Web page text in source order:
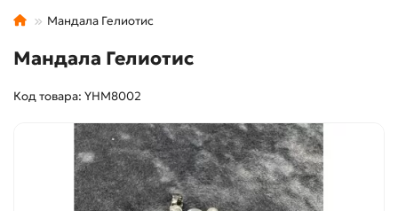
Мандала Гелиотис
Мандала Гелиотис
Код товара: YHM8002